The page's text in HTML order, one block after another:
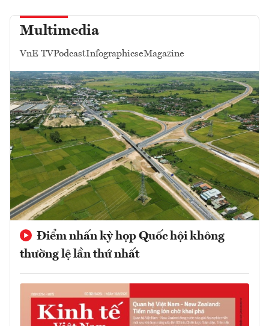
Multimedia
VnE TVPodcastInfographicseMagazine
Điểm nhấn kỳ họp Quốc hội không
thường lệ lần thứ nhất